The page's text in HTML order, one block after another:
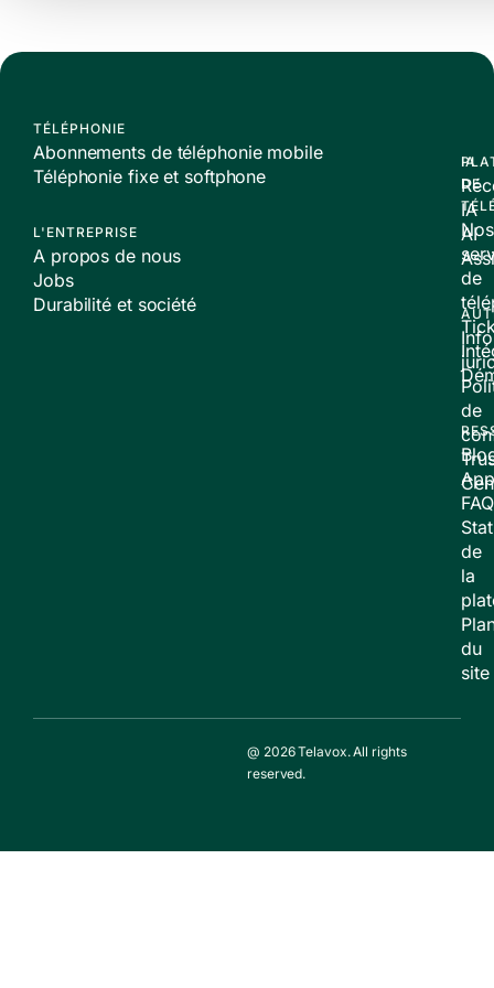
TÉLÉPHONIE
Abonnements de téléphonie mobile
Téléphonie fixe et softphone
L'ENTREPRISE
A propos de nous
Jobs
Durabilité et société
DE
Nos
de
FAQ
de
la
du
site
IA
IA
AI
de
@ 2026 Telavox. All rights
reserved.